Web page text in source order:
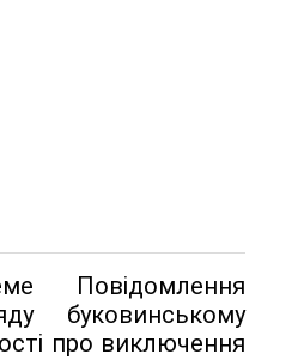
Повідомлення
буковинському
про виключення